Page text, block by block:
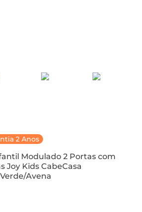
2 Anos
Modulado 2 Portas com
Joy Kids CabeCasa
Avena